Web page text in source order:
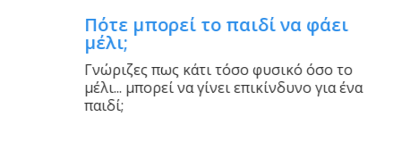
Πότε μπορεί το παιδί να φάει
μέλι;
Γνώριζες πως κάτι τόσο φυσικό όσο το
μέλι... μπορεί να γίνει επικίνδυνο για ένα
παιδί;